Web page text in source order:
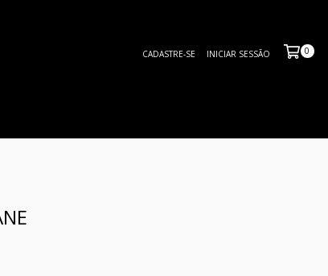
CADASTRE-SE INICIAR SESSÃO 0